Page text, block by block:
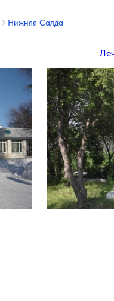
Нижняя Салда